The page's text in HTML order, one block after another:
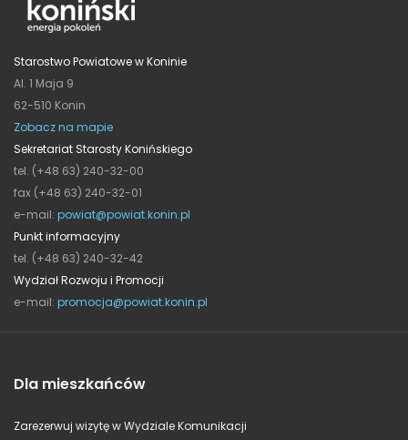
Starostwo Powiatowe w Koninie
Al. 1 Maja 9
62-510 Konin
Zobacz na mapie
Sekretariat Starosty Konińskiego
tel. (+48 63) 240-32-00
fax (+48 63) 240-32-01
e-mail: powiat@powiat.konin.pl
Punkt informacyjny
tel. (+48 63) 240-32-42
Wydział Rozwoju i Promocji
e-mail: promocja@powiat.konin.pl
Dla mieszkańców
Zarezerwuj wizytę w Wydziale Komunikacji